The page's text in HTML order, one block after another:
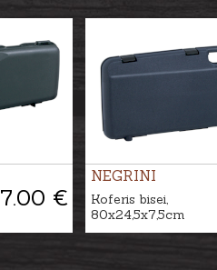
€
NEGRINI
Koferis bisei,
80x24,5x7,5cm